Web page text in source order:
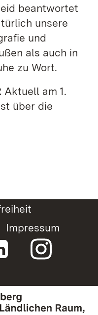
beantwortet
unsere
und
als auch in
zu Wort.
Aktuell am 1.
über die
Impressum